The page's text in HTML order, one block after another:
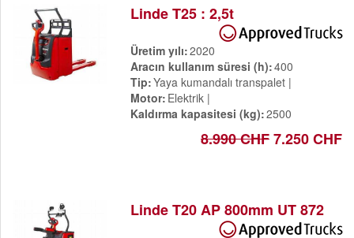
Linde T25 : 2,5t
Üretim yılı 2020
Aracın kullanım süresi (h) 400
Tip Yaya kumandalı transpalet
Motor Elektrik
Kaldırma kapasitesi (kg) 2500
8.990 CHF7.250 CHF
Linde T20 AP 800mm UT 872